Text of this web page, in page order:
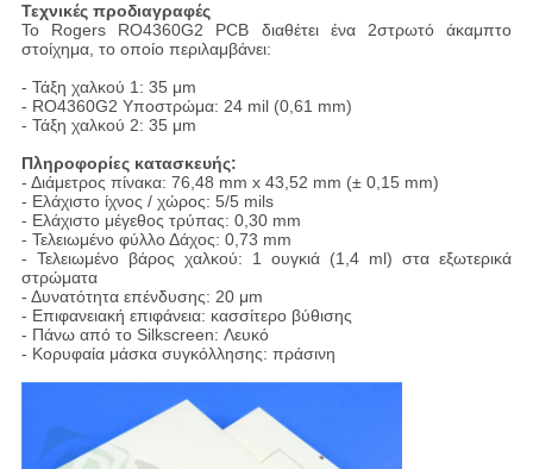
Τεχνικές προδιαγραφές
Το Rogers RO4360G2 PCB διαθέτει ένα 2στρωτό άκαμπτο
στοίχημα, το οποίο περιλαμβάνει:
- Τάξη χαλκού 1: 35 μm
- RO4360G2 Υποστρώμα: 24 mil (0,61 mm)
- Τάξη χαλκού 2: 35 μm
Πληροφορίες κατασκευής:
- Διάμετρος πίνακα: 76,48 mm x 43,52 mm (± 0,15 mm)
- Ελάχιστο ίχνος / χώρος: 5/5 mils
- Ελάχιστο μέγεθος τρύπας: 0,30 mm
- Τελειωμένο φύλλο Δάχος: 0,73 mm
- Τελειωμένο βάρος χαλκού: 1 ουγκιά (1,4 ml) στα εξωτερικά
στρώματα
- Δυνατότητα επένδυσης: 20 μm
- Επιφανειακή επιφάνεια: κασσίτερο βύθισης
- Πάνω από το Silkscreen: Λευκό
- Κορυφαία μάσκα συγκόλλησης: πράσινη